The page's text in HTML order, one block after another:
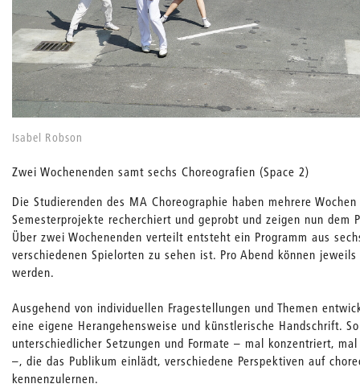
Isabel Robson
Zwei Wochenenden samt sechs Choreografien (Space 2)
Die Studierenden des MA Choreographie haben mehrere
Semesterprojekte recherchiert und geprobt und zeigen nun dem
Über zwei Wochenenden verteilt entsteht ein Programm aus
verschiedenen Spielorten zu sehen ist. Pro Abend können
werden.
Ausgehend von individuellen Fragestellungen und Themen
eine eigene Herangehensweise und künstlerische Handschrift.
unterschiedlicher Setzungen und Formate – mal konzentriert,
–, die das Publikum einlädt, verschiedene Perspektiven auf
kennenzulernen.